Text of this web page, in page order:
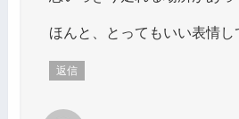
ほんと、とってもいい表情し
返信